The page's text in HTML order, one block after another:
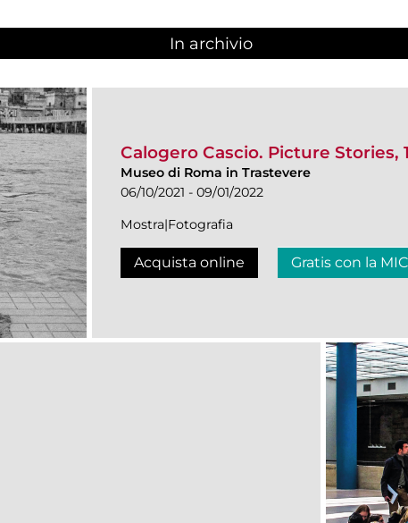
In archivio
Calogero Cascio. Picture Stories,
Museo di Roma in Trastevere
06/10/2021 - 09/01/2022
Mostra|Fotografia
Acquista online Gratis con la